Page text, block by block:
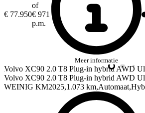
€ 77.950
of
€ 971
p.m.
Meer informatie
Volvo XC90 2.0 T8 Plug-in hybrid AWD
WEINIG KM2025 1.073 km Automaat
Volvo XC90 2.0 T8 Plug-in hybrid AWD